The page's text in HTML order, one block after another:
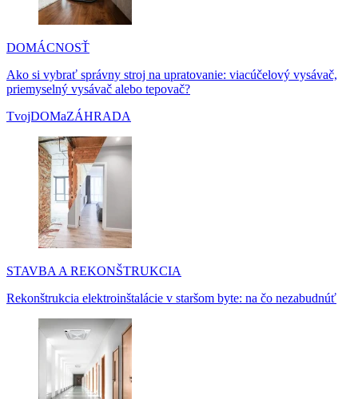
DOMÁCNOSŤ
Ako si vybrať správny stroj na upratovanie: viacúčelový vysávač,
priemyselný vysávač alebo tepovač?
TvojDOMaZÁHRADA
STAVBA A REKONŠTRUKCIA
Rekonštrukcia elektroinštalácie v staršom byte: na čo nezabudnúť